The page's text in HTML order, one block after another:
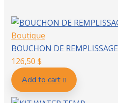
Boutique
BOUCHON DE REMPLISSAGE
126,50 $
Add to cart